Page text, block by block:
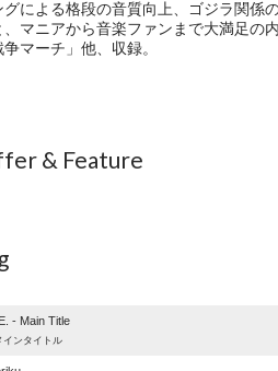
グによる格段の音質向上、ゴジラ関係
マニアから音楽ファンまで大満足の
マーチ」他、収録。
& Feature
- Main Title
インタイトル